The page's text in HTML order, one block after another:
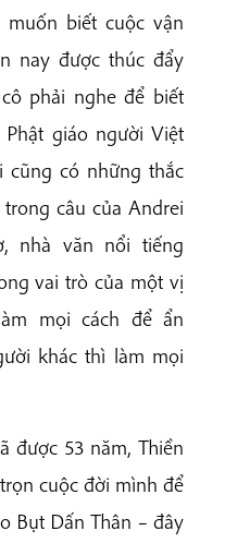
biết cuộc vận
nay được thúc đẩy
phải nghe để biết
giáo người Việt
cũng có những thắc
câu của Andrei
nhà văn nổi tiếng
vai trò của một vị
mọi cách để ẩn
khác thì làm mọi
được 53 năm, Thiền
cuộc đời mình để
Bụt Dấn Thân – đây